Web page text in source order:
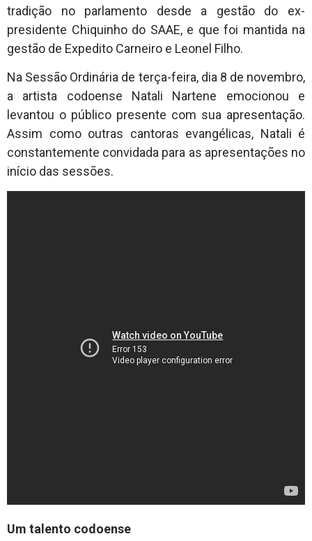
tradição no parlamento desde a gestão do ex-
presidente Chiquinho do SAAE, e que foi mantida na
gestão de Expedito Carneiro e Leonel Filho.
Na Sessão Ordinária de terça-feira, dia 8 de novembro,
a artista codoense Natali Nartene emocionou e
levantou o público presente com sua apresentação.
Assim como outras cantoras evangélicas, Natali é
constantemente convidada para as apresentações no
início das sessões.
Um talento codoense